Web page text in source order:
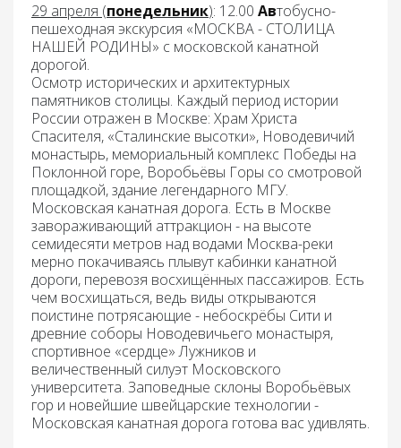
29 апреля (понедельник): 12.00 Автобусно-
пешеходная экскурсия «МОСКВА - СТОЛИЦА
НАШЕЙ РОДИНЫ» с московской канатной
дорогой.
Осмотр исторических и архитектурных
памятников столицы. Каждый период истории
России отражен в Москве: Храм Христа
Спасителя, «Сталинские высотки», Новодевичий
монастырь, мемориальный комплекс Победы на
Поклонной горе, Воробьёвы Горы со смотровой
площадкой, здание легендарного МГУ.
Московская канатная дорога. Есть в Москве
завораживающий аттракцион - на высоте
семидесяти метров над водами Москва-реки
мерно покачиваясь плывут кабинки канатной
дороги, перевозя восхищённых пассажиров. Есть
чем восхищаться, ведь виды открываются
поистине потрясающие - небоскрёбы Сити и
древние соборы Новодевичьего монастыря,
спортивное «сердце» Лужников и
величественный силуэт Московского
университета. Заповедные склоны Воробьёвых
гор и новейшие швейцарские технологии -
Московская канатная дорога готова вас удивлять.